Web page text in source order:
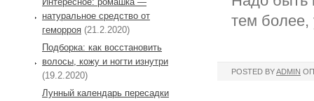
тем более,
POSTED BYADMIN
натуральное средство от
геморроя (21.2.2020)
Подборка: как восстановить
волосы, кожу и ногти изнутри
(19.2.2020)
Лунный календарь пересадки